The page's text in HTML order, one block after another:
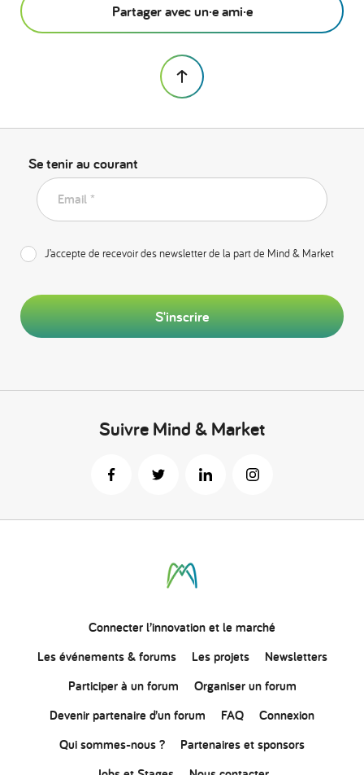
Partager avec un·e ami·e
Se tenir au courant
Email *
J’accepte de recevoir des newsletter de la part de Mind & Market
S'inscrire
Suivre Mind & Market
Connecterl’innovationet le marché
Les événements & forums
Les projets
Newsletters
Participer à un forum
Organiser un forum
Devenir partenaire d’un forum
FAQ
Connexion
Qui sommes-nous ?
Partenaires et sponsors